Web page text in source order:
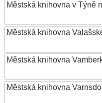
Městská knihovna v Týně
Městská knihovna
Městská knihovna
Městská knihovna